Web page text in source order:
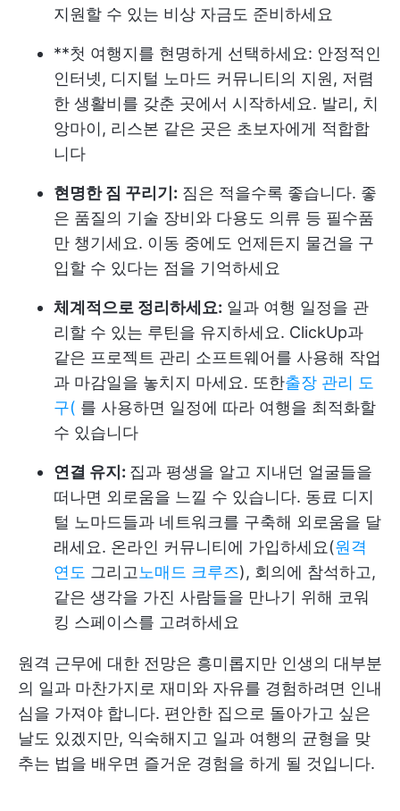
지원할 수 있는 비상 자금도 준비하세요
**첫 여행지를 현명하게 선택하세요: 안정적인
인터넷, 디지털 노마드 커뮤니티의 지원, 저렴
한 생활비를 갖춘 곳에서 시작하세요. 발리, 치
앙마이, 리스본 같은 곳은 초보자에게 적합합
니다
현명한 짐 꾸리기: 짐은 적을수록 좋습니다. 좋
은 품질의 기술 장비와 다용도 의류 등 필수품
만 챙기세요. 이동 중에도 언제든지 물건을 구
입할 수 있다는 점을 기억하세요
체계적으로 정리하세요: 일과 여행 일정을 관
리할 수 있는 루틴을 유지하세요. ClickUp과
같은 프로젝트 관리 소프트웨어를 사용해 작업
과 마감일을 놓치지 마세요. 또한출장 관리 도
구( 를 사용하면 일정에 따라 여행을 최적화할
수 있습니다
연결 유지: 집과 평생을 알고 지내던 얼굴들을
떠나면 외로움을 느낄 수 있습니다. 동료 디지
털 노마드들과 네트워크를 구축해 외로움을 달
래세요. 온라인 커뮤니티에 가입하세요(원격
연도 그리고노매드 크루즈), 회의에 참석하고,
같은 생각을 가진 사람들을 만나기 위해 코워
킹 스페이스를 고려하세요
원격 근무에 대한 전망은 흥미롭지만 인생의 대부분
의 일과 마찬가지로 재미와 자유를 경험하려면 인내
심을 가져야 합니다. 편안한 집으로 돌아가고 싶은
날도 있겠지만, 익숙해지고 일과 여행의 균형을 맞
추는 법을 배우면 즐거운 경험을 하게 될 것입니다.